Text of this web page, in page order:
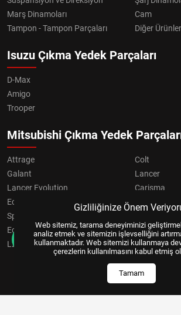
Marş Dinamoları
Cam
Tampon - Tampon Parçaları
Diğer Ürünler
Isuzu Çıkma Yedek Parçaları
D-Max
Amigo
Trooper
Mitsubishi Çıkma Yedek
Attrage
Colt
Galant
Lancer
Lancer Evolution
Carisma
Eclipse
Grandis
Space Star
Eclipse Cross
OUTLANDER
L200
Pajero
Gizliliğinize Önem
Web sitemiz, tarama deneyiminizi
analiz etmek ve sitemizin işlevselliğini
kullanmaktadır. Web sitemizi kullanmaya
çerezlerin kullanılmasını kabul etmiş
Tamam